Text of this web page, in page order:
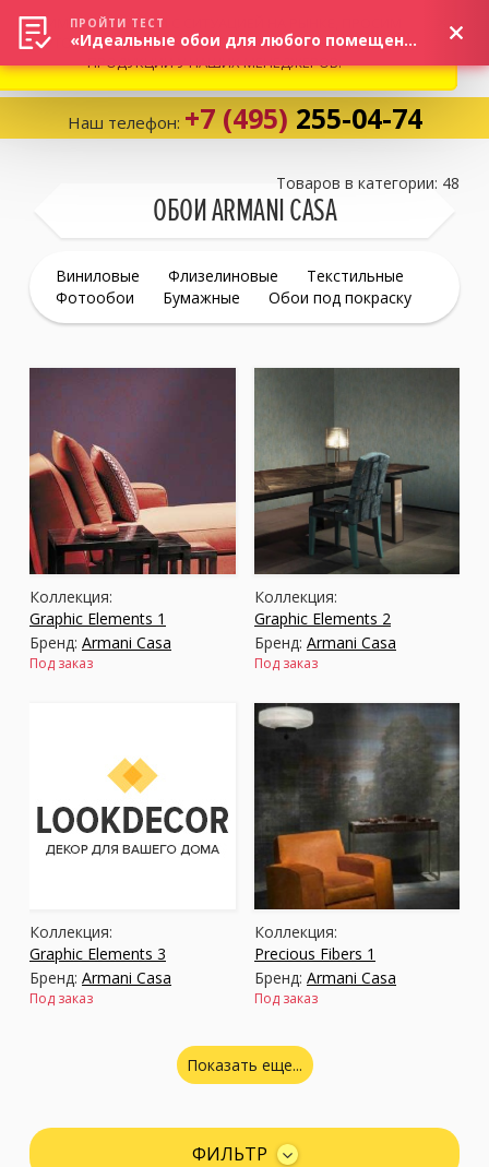
Избранное:0 товаров
Личный кабинет
Москва (сменить город)
Заказать обратный звонок
Наш телефон: +7 (495) 255-04-74
ОБОИ ARMANI CASA
Виниловые Флизелиновые
Текстильные
Фотообои
Бумажные Обои под покраску
Коллекция:
Graphic Elements 1
Бренд: Armani Casa
Под заказ
Коллекция:
Graphic Elements 2
Бренд: Armani Casa
Под заказ
Коллекция:
Graphic Elements 3
Бренд: Armani Casa
Под заказ
Коллекция:
Precious Fibers 1
Бренд: Armani Casa
Под заказ
Показать еще...
Товаров в категории: 48
ФИЛЬТР
ВНИМАНИЕ! В СВЯЗИ С СИТУАЦИЕЙ НА РЫНКЕ, ПРОСИМ
УТОЧНЯТЬ АКТУАЛЬНУЮ СТОИМОСТЬ И НАЛИЧИЕ
ПРОДУКЦИИ У НАШИХ МЕНЕДЖЕРОВ.
ПРОЙТИ ТЕСТ
«Идеальные обои для любого помещения!»